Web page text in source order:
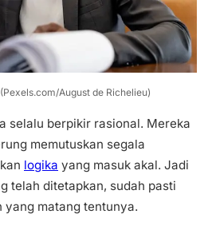
August de Richelieu)
selalu berpikir rasional. Mereka
memutuskan segala
logika yang masuk akal. Jadi
telah ditetapkan, sudah pasti
yang matang tentunya.